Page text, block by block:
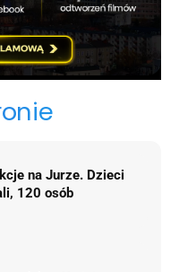
na Jurze. Dzieci
120 osób